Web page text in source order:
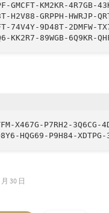
GMCFT-KM2KR-4R7GB-
H2V88-GRPPH-HWRJP-
74V4Y-9D48T-2DMFW-
X467G-P7RH2-3Q6CG-
HQG69-P9H84-XDTPG-
30 日